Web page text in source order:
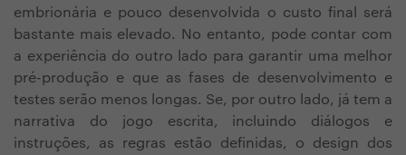
embrionária e pouco desenvolvida o custo final será
bastante mais elevado. No entanto, pode contar com
a experiência do outro lado para garantir uma melhor
pré-produção e que as fases de desenvolvimento e
testes serão menos longas. Se, por outro lado, já tem a
narrativa do jogo escrita, incluindo diálogos e
instruções, as regras estão definidas, o design dos